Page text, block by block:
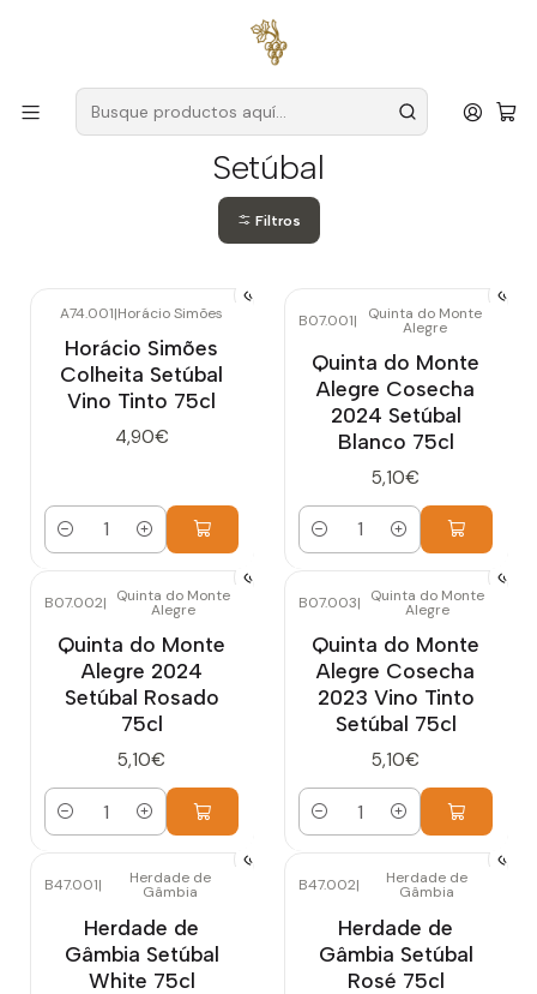
para pedidos superiores a
Productores Setúbal
Setúbal
Filtros
A74.001|Horácio Simões
Horácio Simões
Colheita Setúbal
Vino Tinto 75cl
4,90€
Cantidad
B07.001| Quinta do Monte
Alegre
Quinta do Monte
Alegre Cosecha
2024 Setúbal
Blanco 75cl
5,10€
Cantidad
B07.002| Quinta do Monte
Alegre
Quinta do Monte
Alegre 2024
Setúbal Rosado
75cl
5,10€
Cantidad
B07.003| Quinta do Monte
Alegre
Quinta do Monte
Alegre Cosecha
2023 Vino Tinto
Setúbal 75cl
5,10€
Cantidad
B47.001| Herdade de
Gâmbia
Herdade de
Gâmbia Setúbal
White 75cl
B47.002| Herdade de
Gâmbia
Herdade de
Gâmbia Setúbal
Rosé 75cl